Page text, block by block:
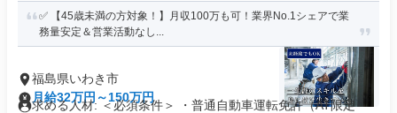
✅ 【45歳未満の方対象！】月収100万も可！業界No.1シェアで業
務量安定＆営業活動なし...
福島県いわき市
月給32万円～150万円
求める人材: ＜必須条件＞ ・普通自動車運転免許（AT限定